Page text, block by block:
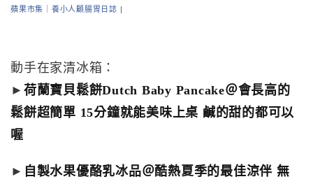
蘋果市集｜養小人顧腸胃日誌 |
動手在家清冰箱：
► 荷蘭寶貝鬆餅Dutch Baby Pancake＠會長高的
鬆餅超簡單 15分鐘就能美味上桌 鹹的甜的都可以
喔
► 自製水果優酪乳冰品＠酷熱夏季的最佳涼伴 無